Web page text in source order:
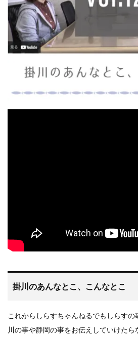
掛川のあんなとこ、こんなとこ
これからしらすちゃんねるでもしらす
川の事や静岡の事をお伝えしていけたら